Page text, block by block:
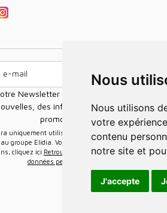
Nous
Nous utilisons des cookies et d'autres technologies de suivi pour améliorer
votre
contenu
notre site et
J'accepte
Newsletter pour recevoir nos nouvelles
des informations sur les ventes
promotions.
groupe Elidia. Vous pouvez vous désinscrire à
cliquez ici Retrouvez ici notre politique de
données personnelles